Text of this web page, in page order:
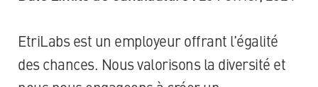
EtriLabs est un employeur offrant l’égalité
des chances. Nous valorisons la diversité et